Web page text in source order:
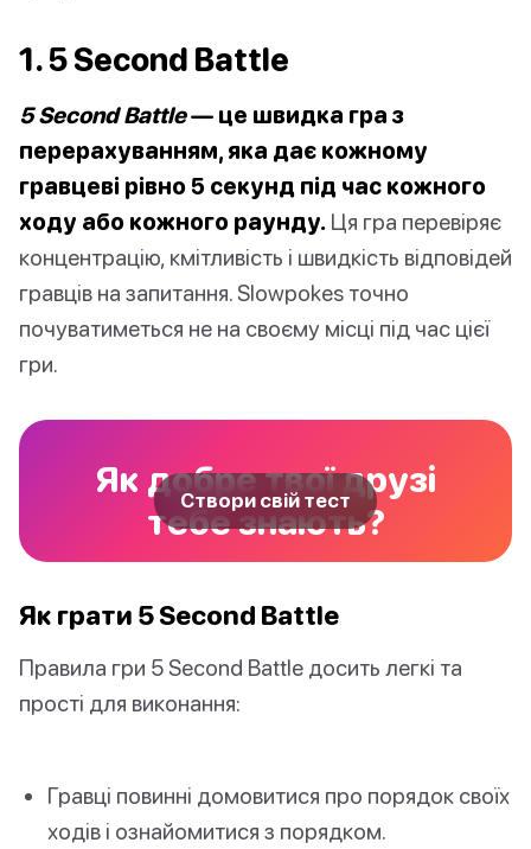
1. 5 Second Battle
5 Second Battle— це швидка гра з
перерахуванням, яка дає кожному
гравцеві рівно 5 секунд під час кожного
ходу або кожного раунду. Ця гра перевіряє
концентрацію, кмітливість і швидкість відповідей
гравців на запитання. Slowpokes точно
почуватиметься не на своєму місці під час цієї
гри.
Як добре твої друзі
тебе знають?
Створи свій тест
Як грати 5 Second Battle
Правила гри 5 Second Battle досить легкі та
прості для виконання:
Гравці повинні домовитися про порядок своїх
ходів і ознайомитися з порядком.